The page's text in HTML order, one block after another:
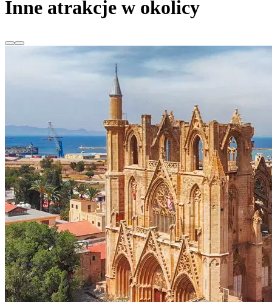
Inne atrakcje w okolicy